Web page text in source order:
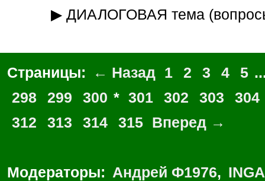
▶ ДИАЛОГОВАЯ тема
Страницы: ← Назад 1 2 3 4 5
298
299 300 * 301 302 303 304
312
313 314 315 Вперед →
Модераторы: Андрей Ф1976,